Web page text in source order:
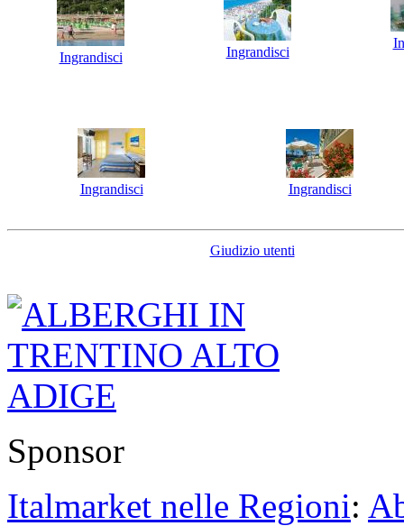
Ingrandisci Ingrandisci
Ingrandisci Ingrandisci
Giudizio utenti
Sponsor
Italmarket nelle Regioni: